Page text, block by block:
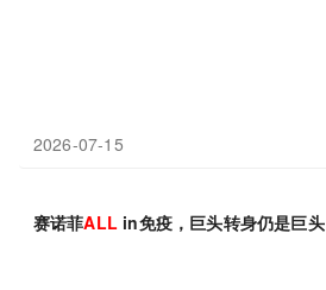
2026-07-15
赛诺菲ALLin免疫，巨头转身仍是巨头